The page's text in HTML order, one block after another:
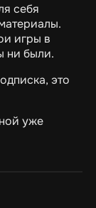
себя
игры в
ни были.
это
уже